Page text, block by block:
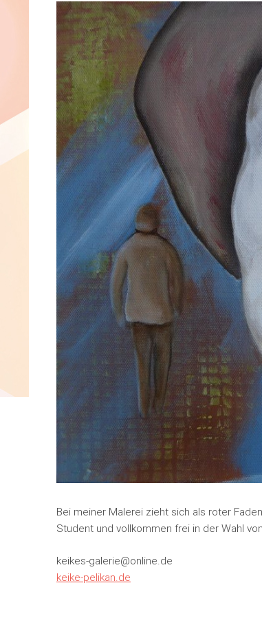
Bei meiner Malerei zieht sich als roter
Student und vollkommen frei in der Wahl
keikes-galerie@online.de
keike-pelikan.de